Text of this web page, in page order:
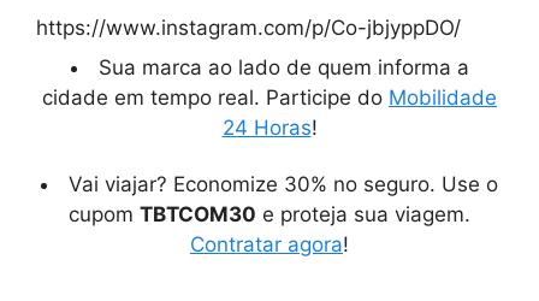
https://www.instagram.com/p/Co-jbjyppDO/
Sua marca ao lado de quem informa a
cidade em tempo real. Participe do Mobilidade
24 Horas!
Vai viajar? Economize 30% no seguro. Use o
cupom TBTCOM30 e proteja sua viagem.
Contratar agora!